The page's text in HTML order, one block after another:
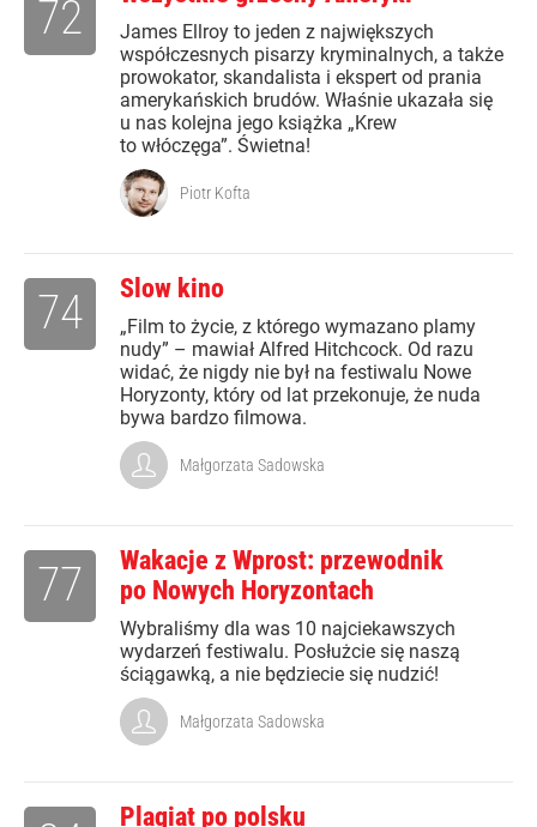
James Ellroy to jeden z największych
współczesnych pisarzy kryminalnych, a także
prowokator, skandalista i ekspert od prania
amerykańskich brudów. Właśnie ukazała się
u nas kolejna jego książka „Krew
to włóczęga”. Świetna!
72
Piotr Kofta
Slow kino
„Film to życie, z którego wymazano plamy
nudy” – mawiał Alfred Hitchcock. Od razu
widać, że nigdy nie był na festiwalu Nowe
Horyzonty, który od lat przekonuje, że nuda
bywa bardzo filmowa.
74
Małgorzata Sadowska
Wakacje z Wprost: przewodnik
po Nowych Horyzontach
Wybraliśmy dla was 10 najciekawszych
wydarzeń festiwalu. Posłużcie się naszą
ściągawką, a nie będziecie się nudzić!
77
Małgorzata Sadowska
Plagiat po polsku